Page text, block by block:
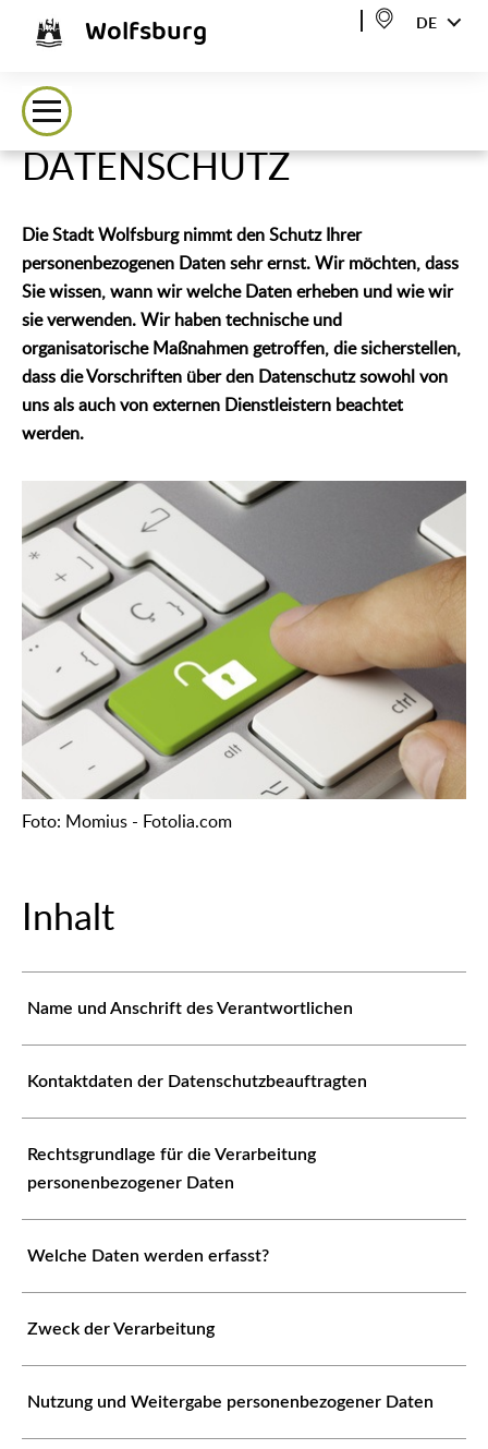
Wolfsburg DE
DATENSCHUTZ
Die Stadt Wolfsburg nimmt den Schutz Ihrer
personenbezogenen Daten sehr ernst. Wir möchten, dass
Sie wissen, wann wir welche Daten erheben und wie wir
sie verwenden. Wir haben technische und
organisatorische Maßnahmen getroffen, die sicherstellen,
dass die Vorschriften über den Datenschutz sowohl von
uns als auch von externen Dienstleistern beachtet
werden.
Foto: Momius - Fotolia.com
Inhalt
Name und Anschrift des Verantwortlichen
Kontaktdaten der Datenschutzbeauftragten
Rechtsgrundlage für die Verarbeitung
personenbezogener Daten
Welche Daten werden erfasst?
Zweck der Verarbeitung
Nutzung und Weitergabe personenbezogener Daten